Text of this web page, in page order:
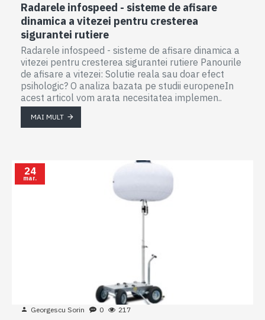
Radarele infospeed - sisteme de afisare
dinamica a vitezei pentru cresterea
sigurantei rutiere
Radarele infospeed - sisteme de afisare dinamica a
vitezei pentru cresterea sigurantei rutiere Panourile
de afisare a vitezei: Solutie reala sau doar efect
psihologic? O analiza bazata pe studii europeneIn
acest articol vom arata necesitatea implemen..
MAI MULT
24
mar.
Georgescu Sorin 0 217